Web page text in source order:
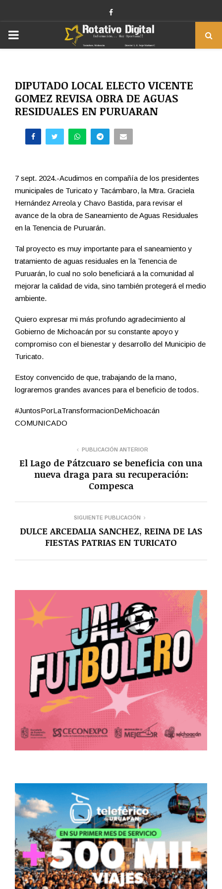
Facebook
PRIMARY
DIPUTADO LOCAL ELECTO VICENTE
GOMEZ REVISA OBRA DE AGUAS
RESIDUALES EN PURUARAN
7 sept. 2024.-Acudimos en compañía de los presidentes
municipales de Turicato y Tacámbaro, la Mtra. Graciela
Hernández Arreola y Chavo Bastida, para revisar el
avance de la obra de Saneamiento de Aguas Residuales
en la Tenencia de Puruarán.
Tal proyecto es muy importante para el saneamiento y
tratamiento de aguas residuales en la Tenencia de
Puruarán, lo cual no solo beneficiará a la comunidad al
mejorar la calidad de vida, sino también protegerá el medio
ambiente.
Quiero expresar mi más profundo agradecimiento al
Gobierno de Michoacán por su constante apoyo y
compromiso con el bienestar y desarrollo del Municipio de
Turicato.
Estoy convencido de que, trabajando de la mano,
lograremos grandes avances para el beneficio de todos.
#JuntosPorLaTransformacionDeMichoacán
COMUNICADO
PUBLICACIÓN ANTERIOR
El Lago de Pátzcuaro se beneficia con una
nueva draga para su recuperación:
Compesca
SIGUIENTE PUBLICACIÓN
DULCE ARCEDALIA SANCHEZ, REINA DE LAS
FIESTAS PATRIAS EN TURICATO